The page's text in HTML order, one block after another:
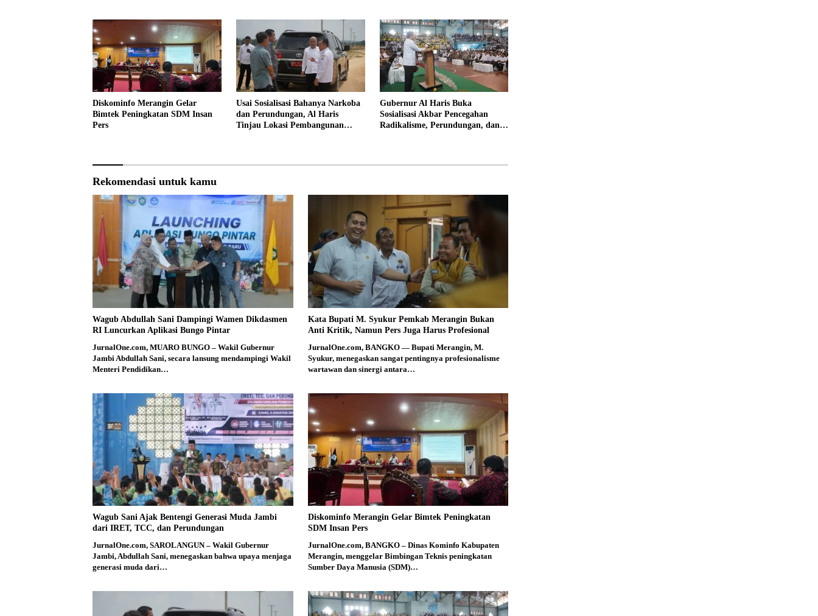
Diskominfo Merangin Gelar
Bimtek Peningkatan SDM Insan
Pers
Usai Sosialisasi Bahanya Narkoba
dan Perundungan, Al Haris
Tinjau Lokasi Pembangunan
Gubernur Al Haris Buka
Sosialisasi Akbar Pencegahan
Radikalisme, Perundungan, dan
Rekomendasi untuk kamu
Wagub Abdullah Sani Dampingi Wamen Dikdasmen
RI Luncurkan Aplikasi Bungo Pintar
JurnalOne.com, MUARO BUNGO – Wakil Gubernur
Jambi Abdullah Sani, secara lansung mendampingi Wakil
Menteri Pendidikan…
Kata Bupati M. Syukur Pemkab Merangin Bukan
Anti Kritik, Namun Pers Juga Harus Profesional
JurnalOne.com, BANGKO — Bupati Merangin, M.
Syukur, menegaskan sangat pentingnya profesionalisme
wartawan dan sinergi antara…
Wagub Sani Ajak Bentengi Generasi Muda Jambi
dari IRET, TCC, dan Perundungan
JurnalOne.com, SAROLANGUN – Wakil Gubernur
Jambi, Abdullah Sani, menegaskan bahwa upaya menjaga
generasi muda dari…
Diskominfo Merangin Gelar Bimtek Peningkatan
SDM Insan Pers
JurnalOne.com, BANGKO – Dinas Kominfo Kabupaten
Merangin, menggelar Bimbingan Teknis peningkatan
Sumber Daya Manusia (SDM)…